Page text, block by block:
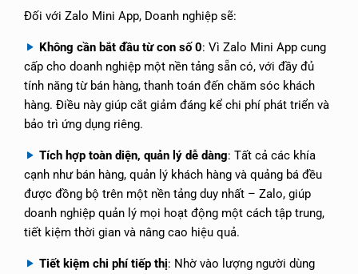
Đối với Zalo Mini App, Doanh nghiệp sẽ:
Không cần bắt đầu từ con số 0: Vì Zalo Mini App cung
cấp cho doanh nghiệp một nền tảng sẵn có, với đầy đủ
tính năng từ bán hàng, thanh toán đến chăm sóc khách
hàng. Điều này giúp cắt giảm đáng kể chi phí phát triển và
bảo trì ứng dụng riêng.
Tích hợp toàn diện, quản lý dễ dàng: Tất cả các khía
cạnh như bán hàng, quản lý khách hàng và quảng bá đều
được đồng bộ trên một nền tảng duy nhất – Zalo, giúp
doanh nghiệp quản lý mọi hoạt động một cách tập trung,
tiết kiệm thời gian và nâng cao hiệu quả.
Tiết kiệm chi phí tiếp thị: Nhờ vào lượng người dùng